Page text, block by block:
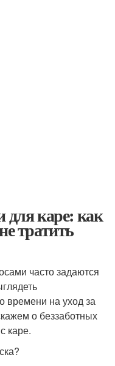
для каре: как
тратить
часто задаются
времени на уход за
о беззаботных
каре.